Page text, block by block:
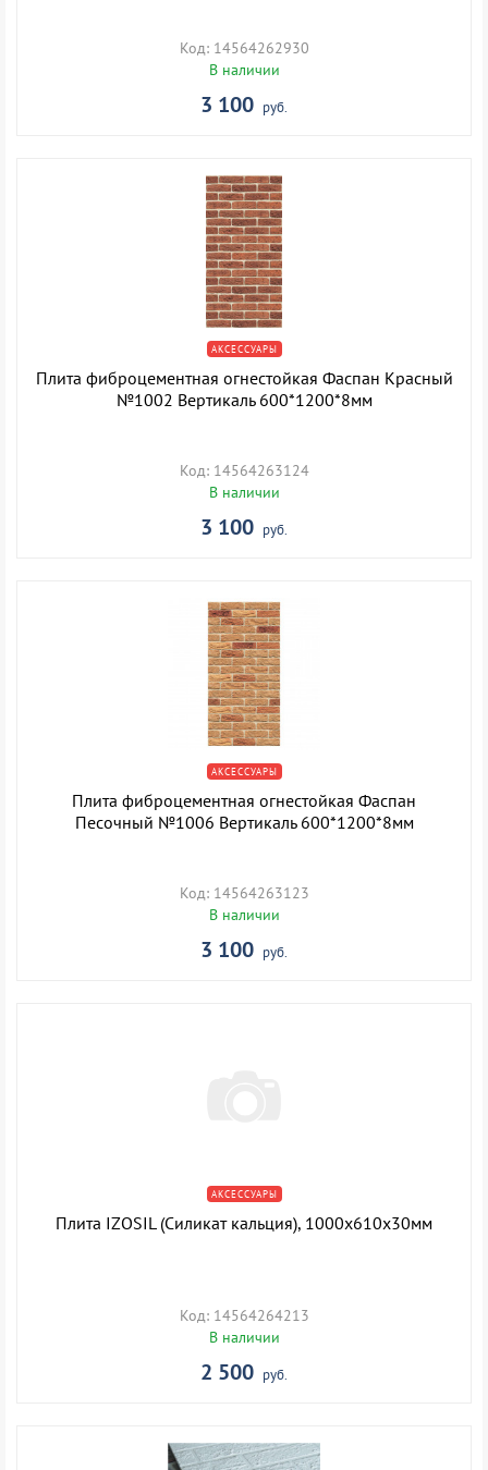
Код: 14564262930
В наличии
3 100 руб.
АКСЕССУАРЫ
Плита фиброцементная огнестойкая Фаспан Красный
№1002 Вертикаль 600*1200*8мм
Код: 14564263124
В наличии
3 100 руб.
АКСЕССУАРЫ
Плита фиброцементная огнестойкая Фаспан
Песочный №1006 Вертикаль 600*1200*8мм
Код: 14564263123
В наличии
3 100 руб.
АКСЕССУАРЫ
Плита IZOSIL (Силикат кальция), 1000х610х30мм
Код: 14564264213
В наличии
2 500 руб.